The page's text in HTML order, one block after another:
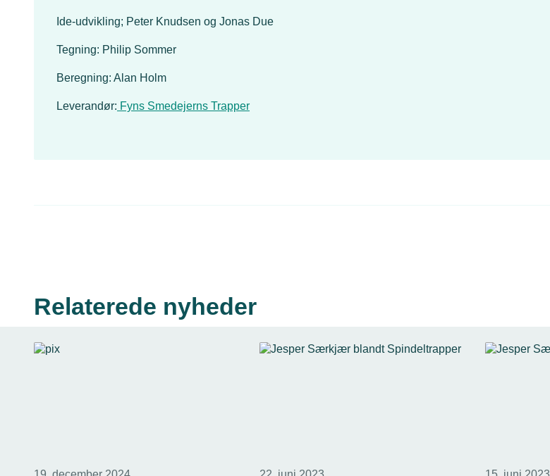
Ide-udvikling; Peter Knudsen og Jonas Due
Tegning: Philip Sommer
Beregning: Alan Holm
Leverandør: Fyns Smedejerns Trapper
Relaterede nyheder